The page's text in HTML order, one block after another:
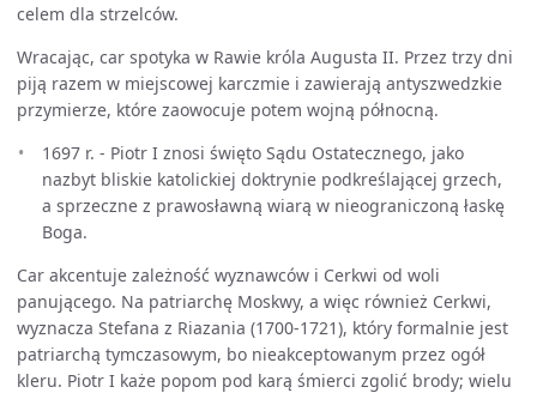
celem dla strzelców.
Wracając, car spotyka w Rawie króla Augusta II. Przez trzy dni
piją razem w miejscowej karczmie i zawierają antyszwedzkie
przymierze, które zaowocuje potem wojną północną.
1697 r. - Piotr I znosi święto Sądu Ostatecznego, jako
nazbyt bliskie katolickiej doktrynie podkreślającej grzech,
a sprzeczne z prawosławną wiarą w nieograniczoną łaskę
Boga.
Car akcentuje zależność wyznawców i Cerkwi od woli
panującego. Na patriarchę Moskwy, a więc również Cerkwi,
wyznacza Stefana z Riazania (1700-1721), który formalnie jest
patriarchą tymczasowym, bo nieakceptowanym przez ogół
kleru. Piotr I każe popom pod karą śmierci zgolić brody; wielu